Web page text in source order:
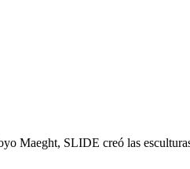
Maeght, SLIDE creó las